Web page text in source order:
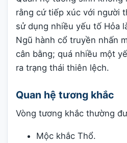
rằng cứ tiếp xúc với người
sử dụng nhiều yếu tố Hỏa
Ngũ hành cổ truyền nhấn
cân bằng; quá nhiều một
ra trạng thái thiên lệch.
Quan hệ tương khắc
Vòng tương khắc thường
Mộc khắc Thổ.